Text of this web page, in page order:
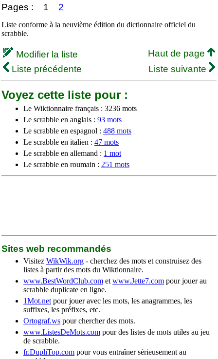
Pages : 1 2
Liste conforme à la neuvième édition du dictionnaire officiel du
scrabble.
Modifier la liste
Haut de page
Liste précédente
Liste suivante
Voyez cette liste pour :
Le Wiktionnaire français : 3236 mots
Le scrabble en anglais : 93 mots
Le scrabble en espagnol : 488 mots
Le scrabble en italien : 47 mots
Le scrabble en allemand : 1 mot
Le scrabble en roumain : 251 mots
Sites web recommandés
Visitez WikWik.org - cherchez des mots et construisez des
listes à partir des mots du Wiktionnaire.
www.BestWordClub.com et www.Jette7.com pour jouer au
scrabble duplicate en ligne.
1Mot.net pour jouer avec les mots, les anagrammes, les
suffixes, les préfixes, etc.
Ortograf.ws pour chercher des mots.
www.ListesDeMots.com pour des listes de mots utiles au jeu
de scrabble.
fr.DupliTop.com pour vous entraîner sérieusement au